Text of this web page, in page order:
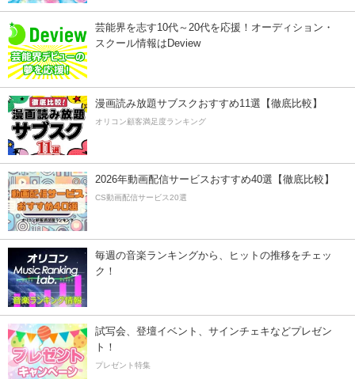
芸能界を志す10代～20代を応援！オーディション・
スクール情報はDeview
漫画読み放題サブスクおすすめ11選【徹底比較】
オリコン顧客満足度ランキング
2026年動画配信サービスおすすめ40選【徹底比較】
CS動画配信サービス20選
毎週の音楽ランキングから、ヒットの推移をチェッ
ク！
試写会、登壇イベント、サインチェキなどプレゼン
ト！
プレゼント特集